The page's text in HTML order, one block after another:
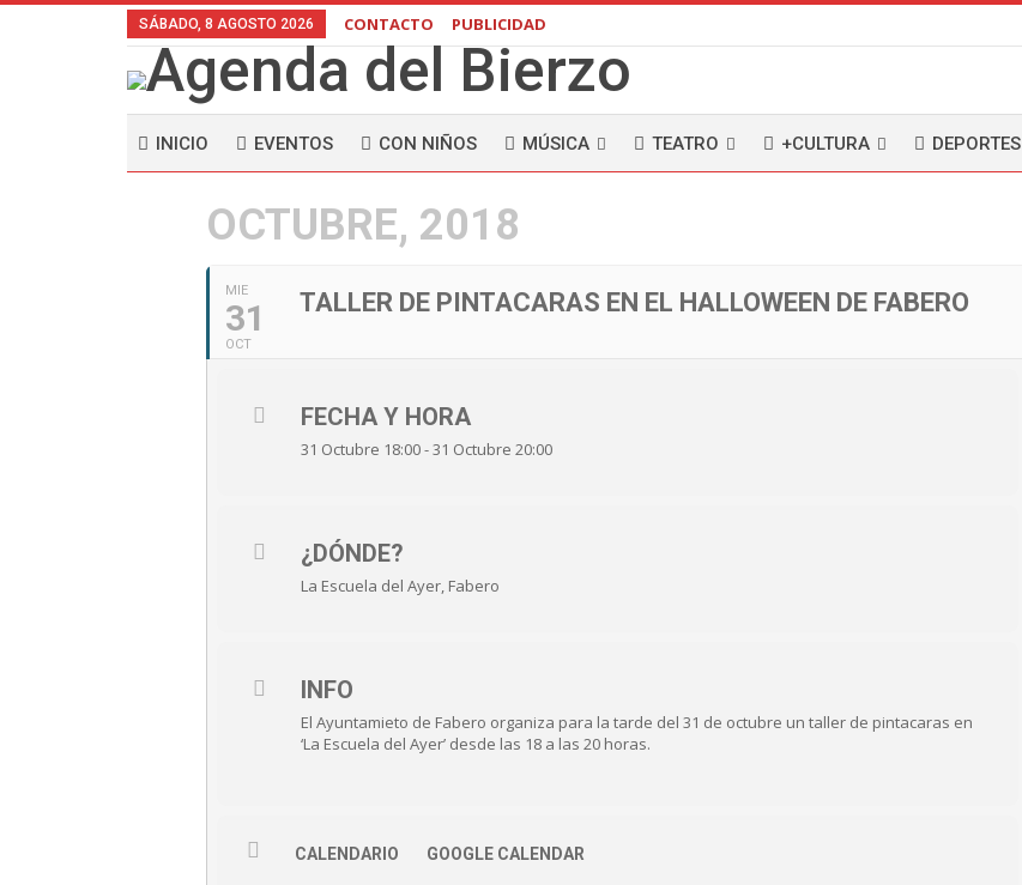
SÁBADO, 8 AGOSTO 2026 CONTACTO PUBLICIDAD
INICIO EVENTOS CON NIÑOS MÚSICA TEATRO +CULTURA DEPORTES
OCTUBRE, 2018
MIE
31
OCT
TALLER DE PINTACARAS EN EL HALLOWEEN DE FABERO
FECHA Y HORA
31 Octubre 18:00 - 31 Octubre 20:00
¿DÓNDE?
La Escuela del Ayer, Fabero
INFO
El Ayuntamieto de Fabero organiza para la tarde del 31 de octubre un taller de pintacaras en
‘La Escuela del Ayer’ desde las 18 a las 20 horas.
CALENDARIO GOOGLE CALENDAR